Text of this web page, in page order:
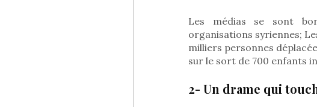
Les médias se sont
organisations syriennes;
milliers personnes
sur le sort de 700 enfants
2- Un drame qui